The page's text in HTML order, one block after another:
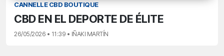
CANNELLE CBD BOUTIQUE
CBD EN EL DEPORTE DE ÉLITE
26/05/2026 • 11:39 • IÑAKI MARTÍN